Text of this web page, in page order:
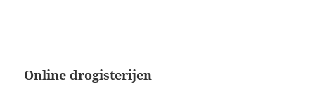
Online drogisterijen